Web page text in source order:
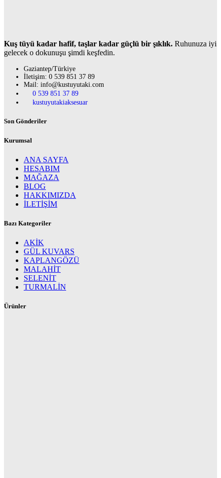
Kuş tüyü kadar hafif, taşlar kadar güçlü bir şıklık. Ruhunuza iyi
gelecek o dokunuşu şimdi keşfedin.
Gaziantep/Türkiye
İletişim: 0 539 851 37 89
Mail: info@kustuyutaki.com
0 539 851 37 89
kustuyutakiaksesuar
Son Gönderiler
Kurumsal
ANA SAYFA
HESABIM
MAĞAZA
BLOG
HAKKIMIZDA
İLETİŞİM
Bazı Kategoriler
AKİK
GÜL KUVARS
KAPLANGÖZÜ
MALAHİT
SELENİT
TURMALİN
Ürünler